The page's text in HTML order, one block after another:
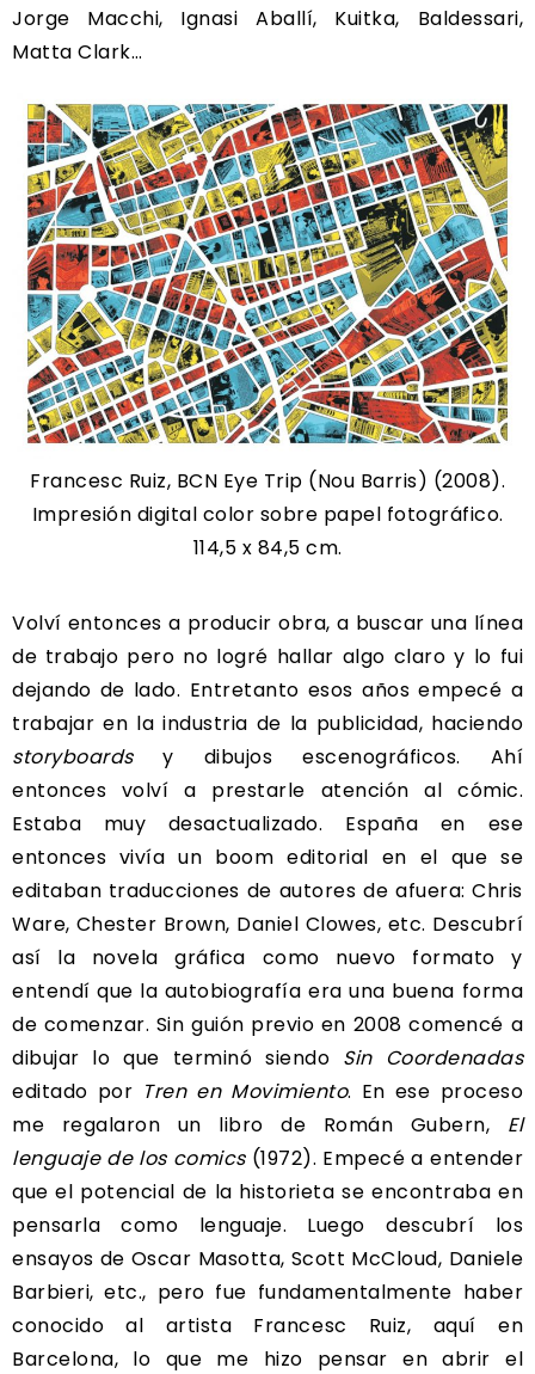
Jorge Macchi, Ignasi Aballí, Kuitka, Baldessari,
Matta Clark…
Francesc Ruiz, BCN Eye Trip (Nou Barris) (2008).
Impresión digital color sobre papel fotográfico.
114,5 x 84,5 cm.
Volví entonces a producir obra, a buscar una línea
de trabajo pero no logré hallar algo claro y lo fui
dejando de lado. Entretanto esos años empecé a
trabajar en la industria de la publicidad, haciendo
storyboardsy dibujos escenográficos. Ahí
entonces volví a prestarle atención al cómic.
Estaba muy desactualizado. España en ese
entonces vivía un boom editorial en el que se
editaban traducciones de autores de afuera: Chris
Ware, Chester Brown, Daniel Clowes, etc. Descubrí
así la novela gráfica como nuevo formato y
entendí que la autobiografía era una buena forma
de comenzar. Sin guión previo en 2008 comencé a
dibujar lo que terminó siendo Sin Coordenadas
editado por Tren en Movimiento. En ese proceso
me regalaron un libro de Román Gubern, El
lenguaje de los comics(1972). Empecé a entender
que el potencial de la historieta se encontraba en
pensarla como lenguaje. Luego descubrí los
ensayos de Oscar Masotta, Scott McCloud, Daniele
Barbieri, etc., pero fue fundamentalmente haber
conocido al artista Francesc Ruiz, aquí en
Barcelona, lo que me hizo pensar en abrir el